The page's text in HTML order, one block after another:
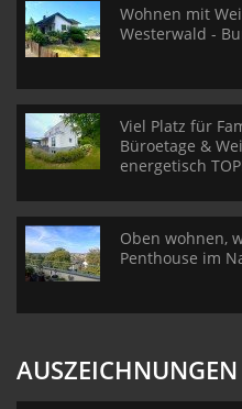
Wohnen mit
Westerwald -
Viel Platz für
Büroetage &
energetisch
Oben wohnen,
Penthouse im
AUSZEICHNUNGEN